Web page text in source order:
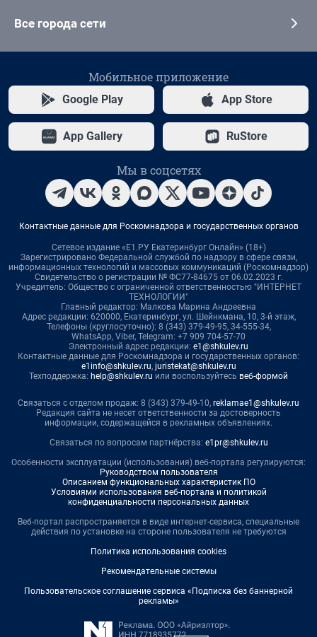
Все города сети
Мобильное приложение
Google Play App Store
App Gallery RuStore
Мы в соцсетях
Контактные данные для Роскомнадзора и государственных органов
Сетевое издание «Е1.РУ Екатеринбург Онлайн» (18+)
Зарегистрировано Федеральной службой по надзору в сфере связи,
информационных технологий и массовых коммуникаций (Роскомнадзор)
Свидетельство о регистрации № ФС77-84675 от 06.02.2023 г.
Учредитель: Общество с ограниченной ответственностью "ИНТЕРНЕТ
ТЕХНОЛОГИИ"
Главный редактор: Малкова Марина Андреевна
Адрес редакции: 620000, Екатеринбург, ул. Шейнкмана, 10, 3-й этаж,
Телефоны (круглосуточно): 8 (343) 379-49-95, 34-555-34,
WhatsApp, Viber, Telegram: +7 909 704-57-70
Электронный адрес редакции: e1@shkulev.ru
Контактные данные для Роскомнадзора и государственных органов:
e1info@shkulev.ru, juristekat@shkulev.ru
Техподдержка: help@shkulev.ru или воспользуйтесь веб-формой
Связаться с отделом продаж: 8 (343) 379-49-10, reklamae1@shkulev.ru
Редакция сайта не несет ответственности за достоверность
информации, содержащейся в рекламных объявлениях.
Связаться по вопросам партнёрства: e1pr@shkulev.ru
Особенности эксплуатации (использования) веб-портала регулируются:
Руководством пользователя
Описанием функциональных характеристик ПО
Условиями использования веб-портала и политикой
конфиденциальности персональных данных
Веб-портал распространяется в виде интернет-сервиса, специальные
действия по установке на стороне пользователя не требуются
Политика использования cookies
Рекомендательные системы
Пользовательское соглашение сервиса «Подписка без баннерной
рекламы»